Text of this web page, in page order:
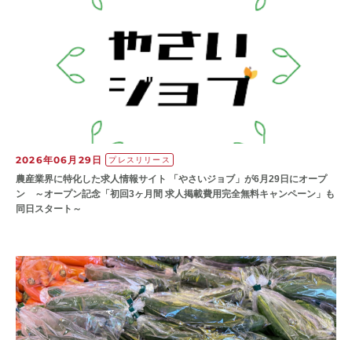
2026年06月29日 プレスリリース
農産業界に特化した求人情報サイト 「やさいジョブ」が6月29日にオープ
ン ～オープン記念「初回3ヶ月間 求人掲載費用完全無料キャンペーン」も
同日スタート～